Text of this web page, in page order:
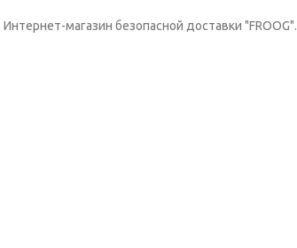
магазин безопасной доставки "FROOG".